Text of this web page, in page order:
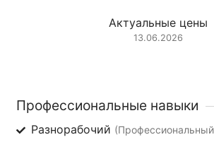
Актуальные цены
13.06.2026
Профессиональные навыки
Разнорабочий